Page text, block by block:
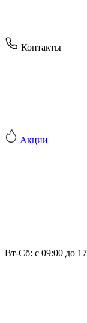
Контакты
Акции
Вт-Сб: с 09:00 до